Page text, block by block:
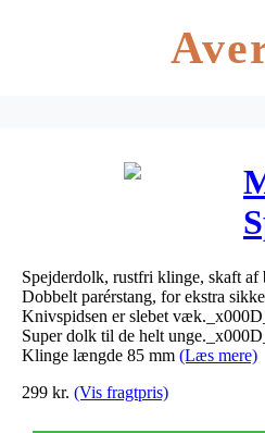
Spejderdolk, rustfri klinge, skaft af
Dobbelt parérstang, for ekstra
Knivspidsen er slebet væk._x000D_
Super dolk til de helt unge._x000D_
Klinge længde 85 mm (Læs mere)
299 kr. (Vis fragtpris)